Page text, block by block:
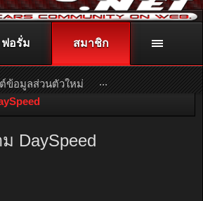
หรือโทร. 081-811-1138
ายละเอียดเพิ่มเติม คลิกที่นี่
DaySpeed
ฟอรั่ม สมาชิก
ข้อมูลส่วนตัวใหม่ ...